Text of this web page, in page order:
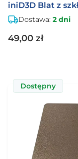
iniD3D Blat z
Dostawa: 2 dni
49,00 zł
Dostępny